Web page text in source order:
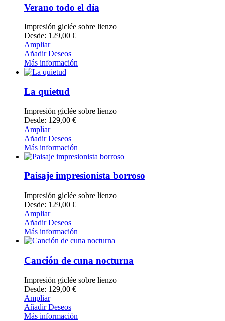
Verano todo el día
Impresión giclée sobre lienzo
Desde: 129,00 €
Ampliar
Añadir Deseos
Más información
La quietud
Impresión giclée sobre lienzo
Desde: 129,00 €
Ampliar
Añadir Deseos
Más información
Paisaje impresionista borroso
Impresión giclée sobre lienzo
Desde: 129,00 €
Ampliar
Añadir Deseos
Más información
Canción de cuna nocturna
Impresión giclée sobre lienzo
Desde: 129,00 €
Ampliar
Añadir Deseos
Más información